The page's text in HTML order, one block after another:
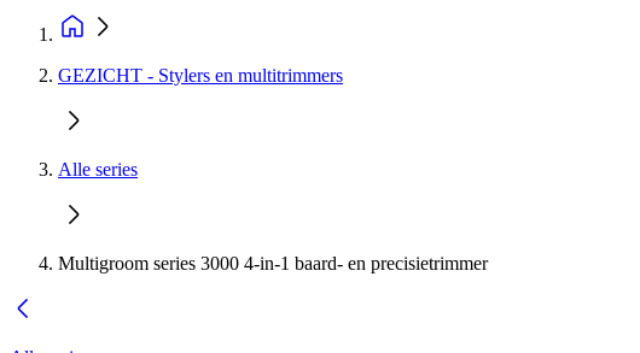
GEZICHT - Stylers en multitrimmers
Alle series
Multigroom series 3000 4-in-1 baard- en precisietrimmer